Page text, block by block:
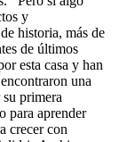
y
historia, más de
de últimos
esta casa y han
una
primera
para aprender
crecer con